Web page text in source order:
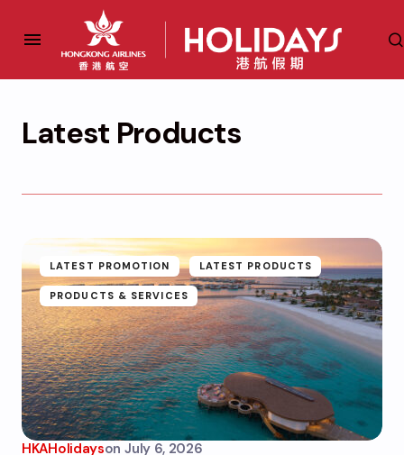
Latest Products
LATEST PROMOTION LATEST PRODUCTS
PRODUCTS & SERVICES
HKAHolidayson July 6, 2026